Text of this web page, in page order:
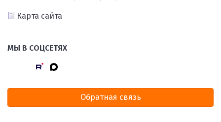
Карта сайта
МЫ В СОЦСЕТЯХ
Обратная связь